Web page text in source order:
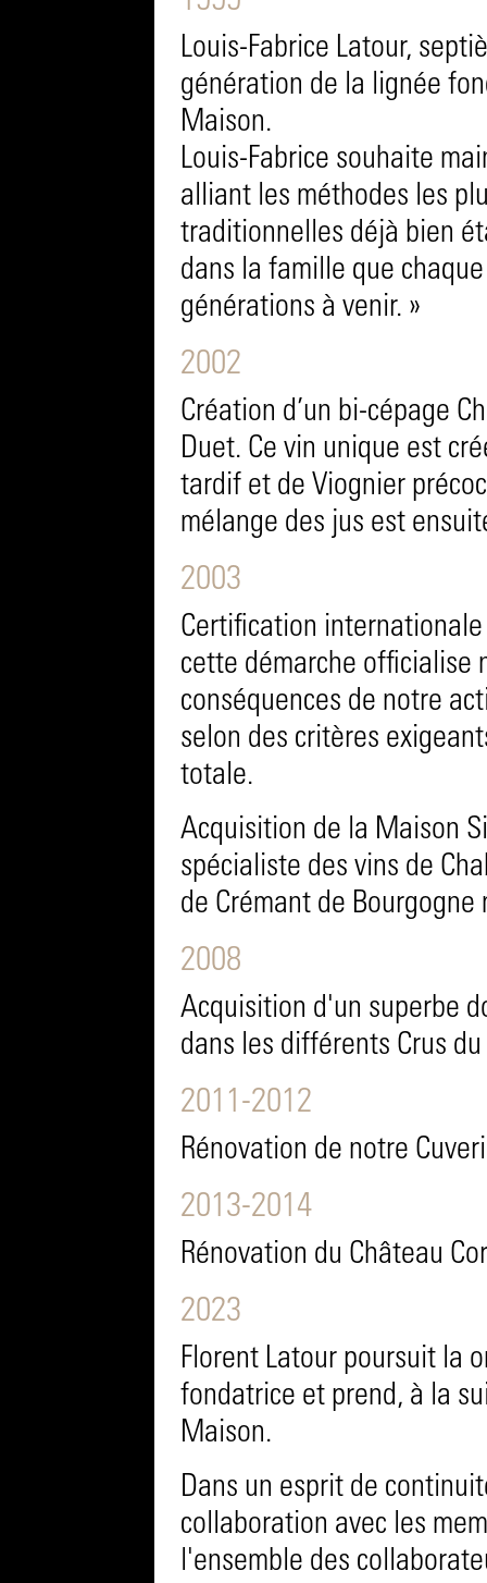
Louis-Fabrice Latour,
génération de la lignée
Maison.
Louis-Fabrice souhaite
alliant les méthodes les
traditionnelles déjà bien
dans la famille que
générations à venir. »
2002
Création d’un bi-cépage
Duet. Ce vin unique est
tardif et de Viognier
mélange des jus est
2003
Certification
cette démarche officialise
conséquences de notre
selon des critères
totale.
Acquisition de la Maison
spécialiste des vins de
de Crémant de Bourgogne
2008
Acquisition d'un superbe
dans les différents Crus
2011-2012
Rénovation de notre
2013-2014
Rénovation du Château
2023
Florent Latour poursuit la
fondatrice et prend, à la
Maison.
Dans un esprit de
collaboration avec les
l'ensemble des